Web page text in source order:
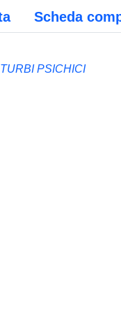
Scheda
PSICHICI